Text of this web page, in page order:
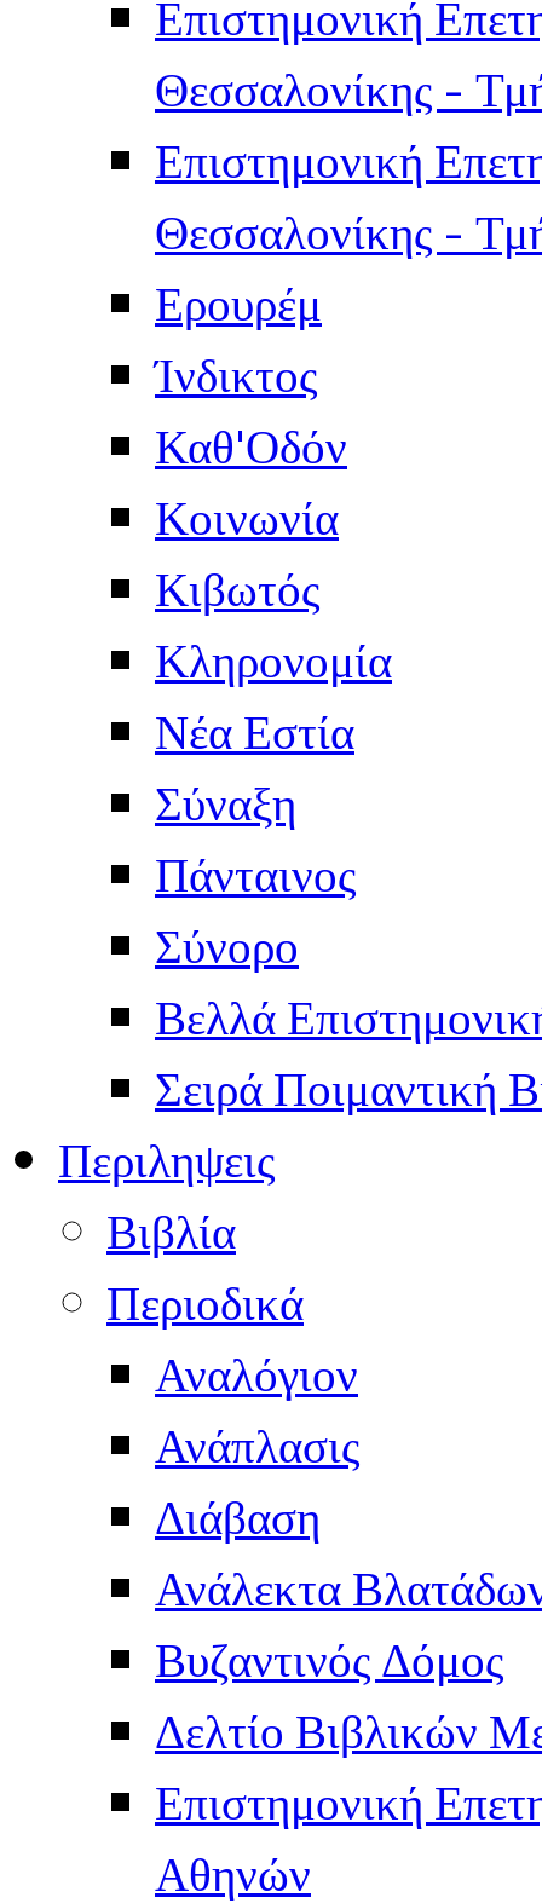
Επιστημονική
Θεσσαλονίκης -
Επιστημονική
Θεσσαλονίκης -
Ερουρέμ
Ίνδικτος
Καθ'Οδόν
Κοινωνία
Κιβωτός
Κληρονομία
Νέα Εστία
Σύναξη
Πάνταινος
Σύνορο
Βελλά
Σειρά Ποιμαντική
Περιληψεις
Βιβλία
Περιοδικά
Αναλόγιον
Ανάπλασις
Διάβαση
Ανάλεκτα
Βυζαντινός Δόμος
Δελτίο Βιβλικών
Επιστημονική
Αθηνών